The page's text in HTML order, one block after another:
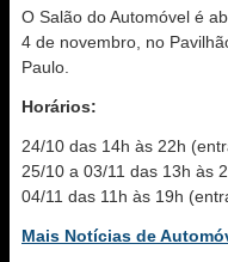
O Salão do Automóvel é
4 de novembro, no
Paulo.
Horários:
24/10 das 14h às 22h
25/10 a 03/11 das 13h às
04/11 das 11h às 19h
Mais Notícias de